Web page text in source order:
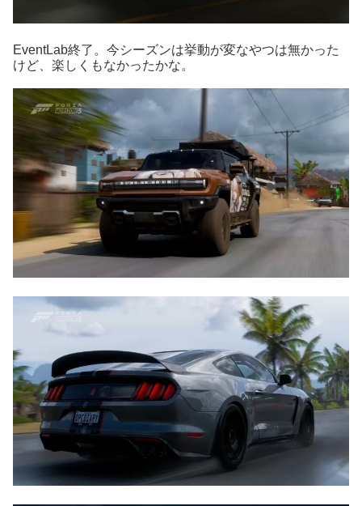
EventLab終了。今シーズンは挙動が変なやつは無かった
けど、楽しくもなかったかな。